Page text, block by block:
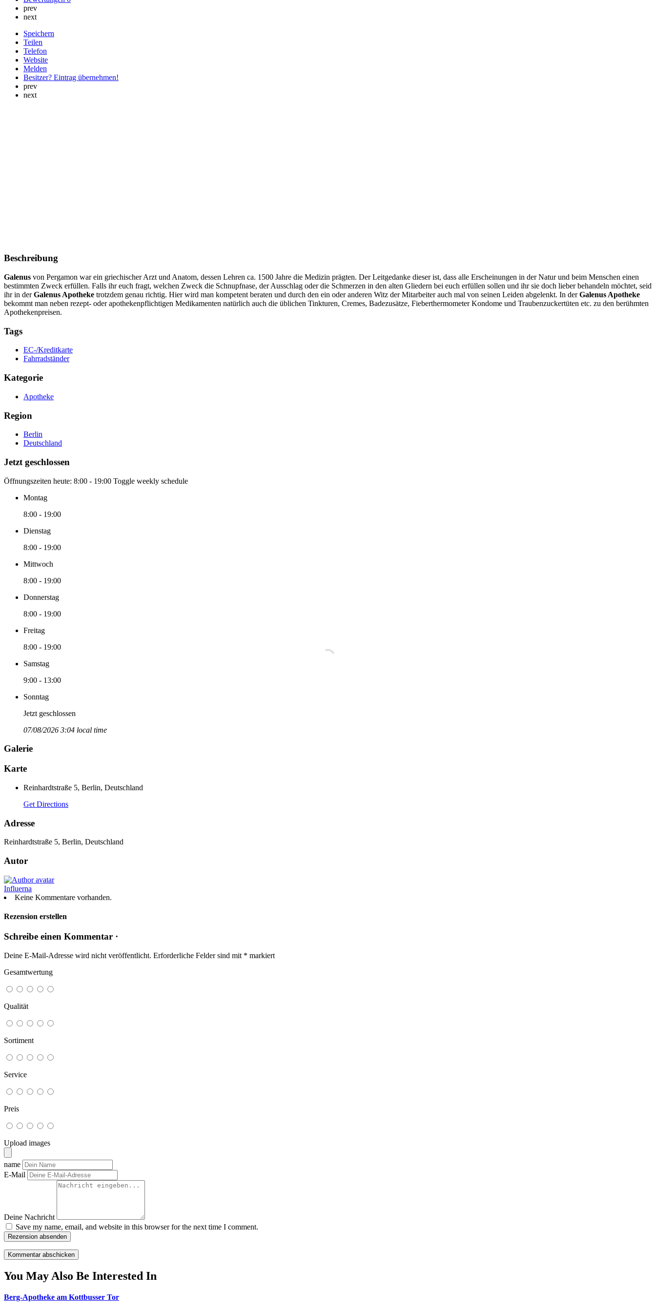
prev
next
Speichern
Teilen
Telefon
Website
Melden
Besitzer? Eintrag übernehmen!
prev
next
Beschreibung
Galenus von Pergamon war ein griechischer Arzt und Anatom, dessen Lehren ca. 1500 Jahre die Medizin prägten. Der Leitgedanke dieser ist, dass alle Erscheinungen in der Natur und beim Menschen einen
bestimmten Zweck erfüllen. Falls ihr euch fragt, welchen Zweck die Schnupfnase, der Ausschlag oder die Schmerzen in den alten Gliedern bei euch erfüllen sollen und ihr sie doch lieber behandeln möchtet, seid
ihr in derGalenus Apotheke trotzdem genau richtig. Hier wird man kompetent beraten und durch den ein oder anderen Witz der Mitarbeiter auch mal von seinen Leiden abgelenkt. In derGalenus Apotheke
bekommt man neben rezept- oder apothekenpflichtigen Medikamenten natürlich auch die üblichen Tinkturen, Cremes, Badezusätze, Fieberthermometer Kondome und Traubenzuckertüten etc. zu den berühmten
Apothekenpreisen.
Tags
EC-/Kreditkarte
Fahrradständer
Kategorie
Apotheke
Region
Berlin
Deutschland
Jetzt geschlossen
Öffnungszeiten heute: 8:00 - 19:00 Toggle weekly schedule
Montag
8:00 - 19:00
Dienstag
8:00 - 19:00
Mittwoch
8:00 - 19:00
Donnerstag
8:00 - 19:00
Freitag
8:00 - 19:00
Samstag
9:00 - 13:00
Sonntag
Jetzt geschlossen
07/08/2026 3:04 local time
Galerie
Karte
Reinhardtstraße 5, Berlin, Deutschland
Get Directions
Adresse
Reinhardtstraße 5, Berlin, Deutschland
Autor
Influerna
Keine Kommentare vorhanden.
Rezension erstellen
Schreibe einen Kommentar ·
Deine E-Mail-Adresse wird nicht veröffentlicht. Erforderliche Felder sind mit * markiert
Gesamtwertung
Qualität
Sortiment
Service
Preis
Upload images
name
E-Mail
Deine Nachricht
Save my name, email, and website in this browser for the next time I comment.
Rezension absenden
You May Also Be Interested In
Berg-Apotheke am Kottbusser Tor